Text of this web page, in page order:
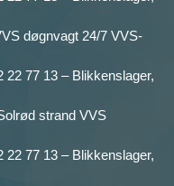
døgnvagt 24/7 VVS-
77 13 – Blikkenslager,
strand VVS
77 13 – Blikkenslager,